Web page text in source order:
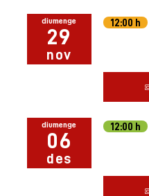
diumenge
29
nov
12:00 h
diumenge
06
des
12:00 h